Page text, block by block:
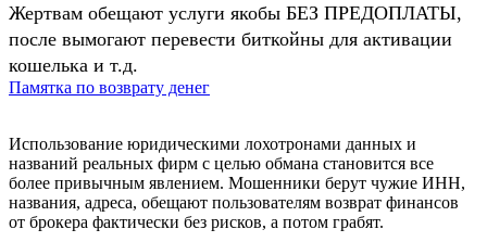
Жертвам обещают услуги якобы БЕЗ ПРЕДОПЛАТЫ,
после вымогают перевести биткойны для активации
кошелька и т.д.
Памятка по возврату денег
Использование юридическими лохотронами данных и
названий реальных фирм с целью обмана становится все
более привычным явлением. Мошенники берут чужие ИНН,
названия, адреса, обещают пользователям возврат финансов
от брокера фактически без рисков, а потом грабят.